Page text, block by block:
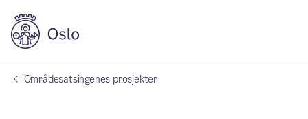
Områdesatsingenes prosjekter